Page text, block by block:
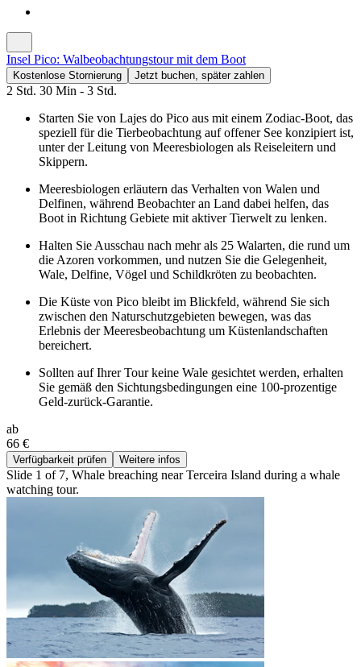
Insel Pico: Walbeobachtungstour mit dem Boot
Kostenlose Stornierung Jetzt buchen, später zahlen
2 Std. 30 Min - 3 Std.
Starten Sie von Lajes do Pico aus mit einem Zodiac-Boot, das
speziell für die Tierbeobachtung auf offener See konzipiert ist,
unter der Leitung von Meeresbiologen als Reiseleitern und
Skippern.
Meeresbiologen erläutern das Verhalten von Walen und
Delfinen, während Beobachter an Land dabei helfen, das
Boot in Richtung Gebiete mit aktiver Tierwelt zu lenken.
Halten Sie Ausschau nach mehr als 25 Walarten, die rund um
die Azoren vorkommen, und nutzen Sie die Gelegenheit,
Wale, Delfine, Vögel und Schildkröten zu beobachten.
Die Küste von Pico bleibt im Blickfeld, während Sie sich
zwischen den Naturschutzgebieten bewegen, was das
Erlebnis der Meeresbeobachtung um Küstenlandschaften
bereichert.
Sollten auf Ihrer Tour keine Wale gesichtet werden, erhalten
Sie gemäß den Sichtungsbedingungen eine 100-prozentige
Geld-zurück-Garantie.
ab
66 €
Verfügbarkeit prüfen Weitere infos
Slide 1 of 7, Whale breaching near Terceira Island during a whale
watching tour.